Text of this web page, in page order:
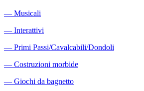
― Musicali
― Interattivi
― Primi Passi/Cavalcabili/Dondoli
― Costruzioni morbide
― Giochi da bagnetto